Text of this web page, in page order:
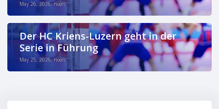
May 26, 2026, noon
Der HC Kriens-Luzern geht in der
Serie in Führung
May 25, 2026, noon